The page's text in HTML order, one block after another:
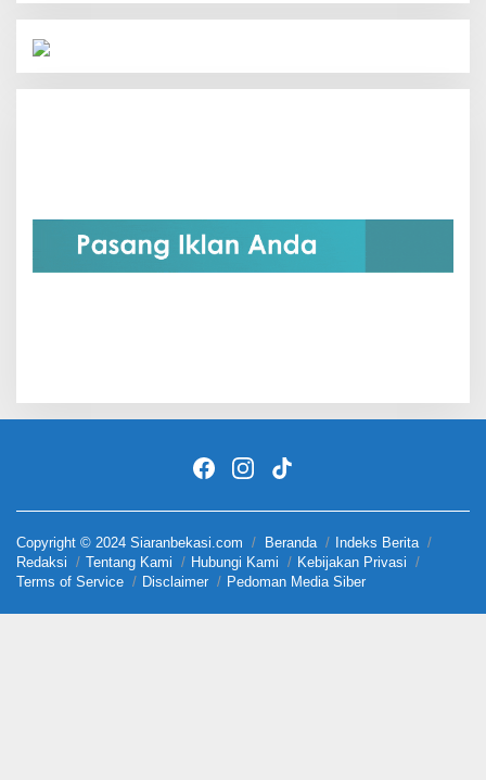
Copyright © 2024 Siaranbekasi.com Beranda
Indeks Berita
Redaksi
Tentang Kami Hubungi Kami
Kebijakan Privasi
Terms of Service
Disclaimer Pedoman Media Siber